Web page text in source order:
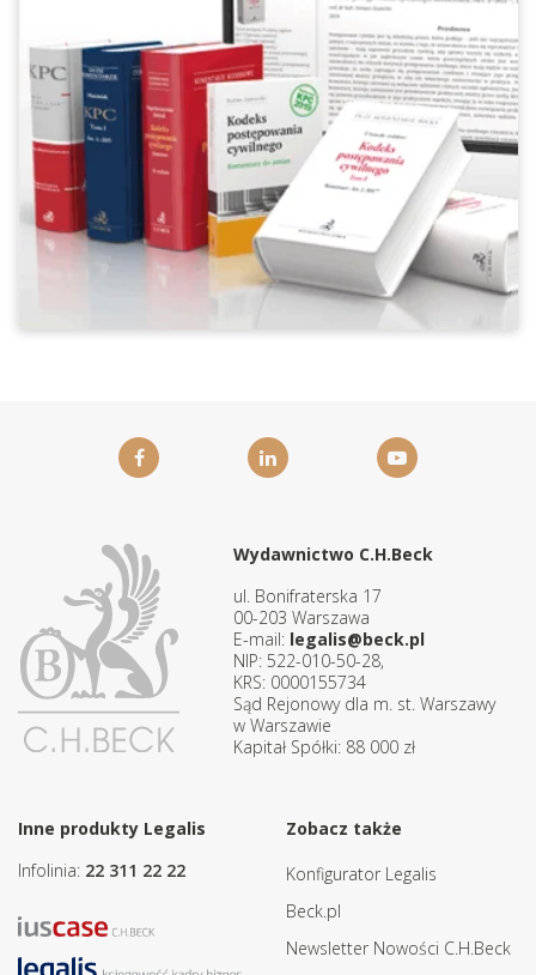
Wydawnictwo C.H.Beck
ul. Bonifraterska 17
00-203 Warszawa
E-mail: legalis@beck.pl
NIP: 522-010-50-28,
KRS: 0000155734
Sąd Rejonowy dla m. st. Warszawy
w Warszawie
Kapitał Spółki: 88 000 zł
Inne produkty Legalis
Infolinia: 22 311 22 22
Zobacz także
Konfigurator Legalis
Beck.pl
Newsletter Nowości C.H.Beck